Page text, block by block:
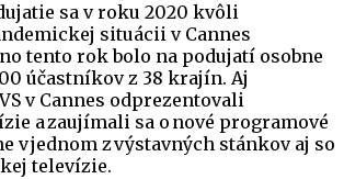
sa v roku 2020 kvôli
situácii v Cannes
tento rok bolo na podujatí osobne
účastníkov z 38 krajín. Aj
v Cannes odprezentovali
a zaujímali sa o nové programové
v jednom z výstavných stánkov aj so
televízie.